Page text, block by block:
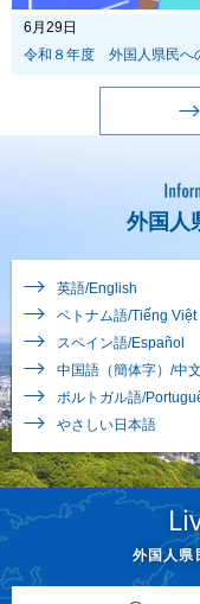
6月29日
令和８年度 外国人県民へ
外国人
英語/English
ベトナム語/Tiếng Việt
スペイン語/Español
中国語（簡体字）/中文
ポルトガル語/
やさしい日本語
外国人県